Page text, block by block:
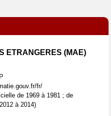
ETRANGERES (MAE)
fr/
de 1969 à 1981 ; de
à 2014)